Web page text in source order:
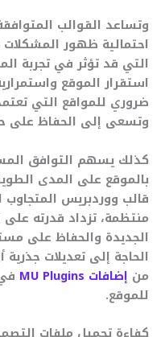
وتساعد القوالب
احتمالية ظهور المشكلات
التي قد تؤثر في تجربة
استقرار الموقع
ضروري للمواقع التي
وتسعى إلى الحفاظ على
كذلك يسهم التوافق
بالموقع على المدى
قالب ووردبريس المتجاوب
منتظمة، تزداد قدرته
الجديدة والحفاظ على
الحاجة إلى تعديلات
من إضافات MU Plugins
للموقع.